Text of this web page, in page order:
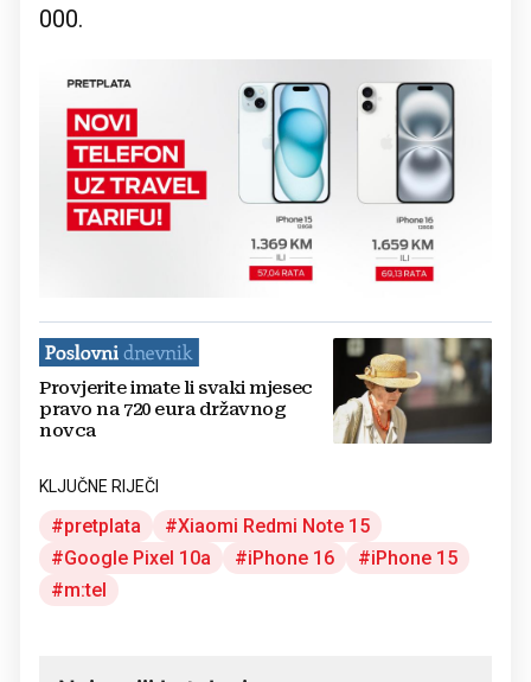
000.
Provjerite imate li svaki mjesec
pravo na 720 eura državnog
novca
KLJUČNE RIJEČI
pretplata
Xiaomi Redmi Note 15
Google Pixel 10a
iPhone 16
iPhone 15
m:tel